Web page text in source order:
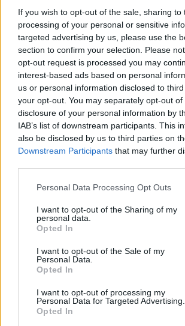
If you wish to opt-out of the sale, sharing to
processing of your personal or sensitive
targeted advertising by us, please use the
section to confirm your selection. Please
opt-out request is processed you may
interest-based ads based on personal
us or personal information disclosed to
your opt-out. You may separately opt-out
disclosure of your personal information by
IAB’s list of downstream participants. This
also be disclosed by us to third parties on
Downstream Participants that may further
Personal Data Processing Opt Outs
I want to opt-out of the Sharing of my
personal data.
Opted In
I want to opt-out of the Sale of my
Personal Data.
Opted In
I want to opt-out of processing my
Personal Data for Targeted Advertising.
Opted In
souvent et de profiter du plein air.
Article précédent
Glycémie vs Index
Glycémique : Ce que Vous
Devez Vraiment
Comprendre
Test du
simple
news